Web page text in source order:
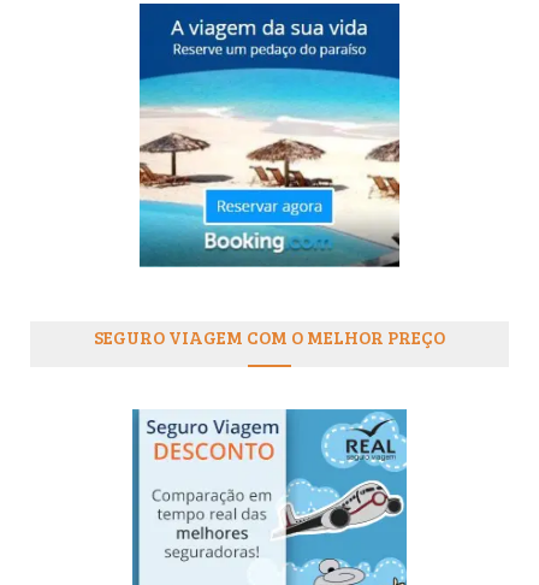
SEGURO VIAGEM COM O MELHOR PREÇO